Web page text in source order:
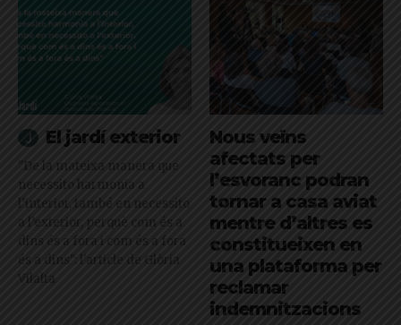
El jardí exterior
"De la mateixa manera que
necessito harmonia a
l’interior, també en necessito
a l’exterior, perquè com és a
dins és a fora i com és a fora
és a dins": l'article de Glòria
Vilalta
Nous veïns
afectats per
l’esvoranc podran
tornar a casa aviat
mentre d’altres es
constitueixen en
una plataforma per
reclamar
indemnitzacions